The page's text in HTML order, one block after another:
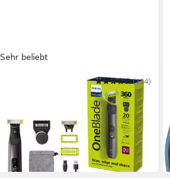
Sehr beliebt
Elektrorasierer OneBlade Pro 360
Face & Body QP6552/30
(134)
69,99 € UVP 84,99 €
nur bis Dienstag
-18%
in 1-2 Werktagen bei dir